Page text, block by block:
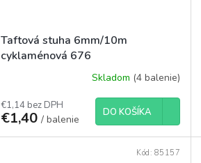
Taftová stuha 6mm/10m
cyklaménová 676
Skladom (4 balenie)
€1,14 bez DPH
€1,40 / balenie
DO KOŠÍKA
Kód: 85157